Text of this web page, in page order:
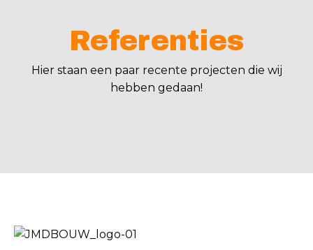
Referenties
Hier staan een paar recente projecten die wij
hebben gedaan!